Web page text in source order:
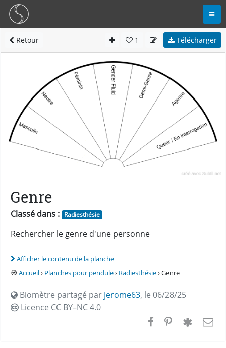
Retour 1 Télécharger
Genre
Classé dans : Radiesthésie
Rechercher le genre d'une personne
Afficher le contenu de la planche
🧭 Accueil› Planches pour pendule› Radiesthésie› Genre
Biomètre partagé par Jerome63, le 06/28/25
Licence CC BY–NC 4.0